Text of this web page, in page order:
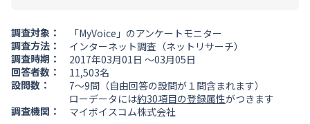
調査対象：
「MyVoice」のアンケートモニター
調査方法：
インターネット調査（ネットリサーチ）
調査時期：
2017年03月01日 ～03月05日
回答者数：
11,503名
設問数：
7～9問（自由回答の設問が１問含まれます）
ローデータには約30項目の登録属性がつきます
調査機関：
マイボイスコム株式会社